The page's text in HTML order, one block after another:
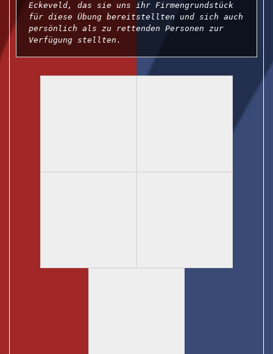
Eckeveld, das sie uns ihr Firmengrundstück
für diese Übung bereitstellten und sich auch
persönlich als zu rettenden Personen zur
Verfügung stellten.